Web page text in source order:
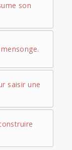
son
saisir une